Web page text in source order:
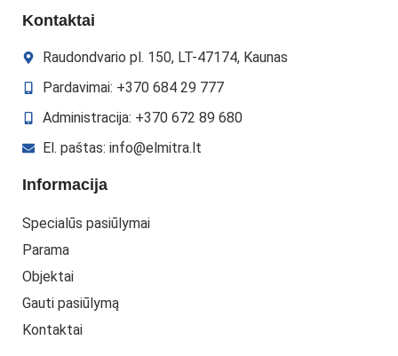
Kontaktai
Raudondvario pl. 150, LT-47174, Kaunas
Pardavimai: +370 684 29 777
Administracija: +370 672 89 680
El. paštas: info@elmitra.lt
Informacija
Specialūs pasiūlymai
Parama
Objektai
Gauti pasiūlymą
Kontaktai